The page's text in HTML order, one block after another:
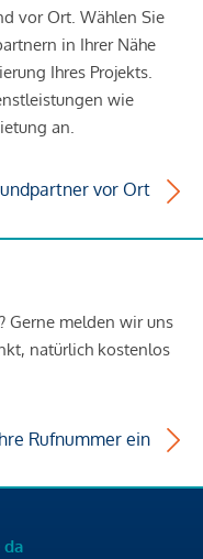
vor Ort. Wählen Sie
in Ihrer Nähe
Ihres Projekts.
wie
an.
vor Ort
Gerne melden wir uns
natürlich kostenlos
Rufnummer ein
da